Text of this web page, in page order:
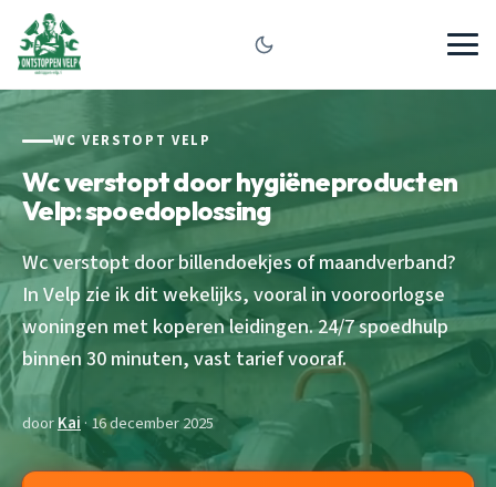
WC VERSTOPT VELP
Wc verstopt door hygiëneproducten
Velp: spoedoplossing
Wc verstopt door billendoekjes of maandverband?
In Velp zie ik dit wekelijks, vooral in vooroorlogse
woningen met koperen leidingen. 24/7 spoedhulp
binnen 30 minuten, vast tarief vooraf.
doorKai· 16 december 2025